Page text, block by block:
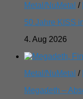
Metal/NuMetal /
50 Jahre KISS
4. Aug 2026
Metal/NuMetal /
Megadeth –